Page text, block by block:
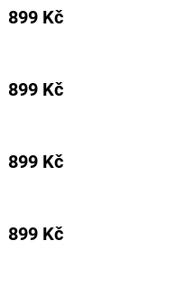
899 Kč
899 Kč
899 Kč
899 Kč